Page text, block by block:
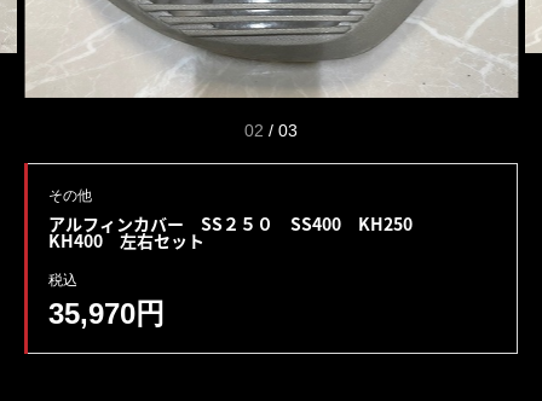
02 / 03
その他
アルフィンカバー SS２５０ SS400 KH250
KH400 左右セット
税込
35,970円